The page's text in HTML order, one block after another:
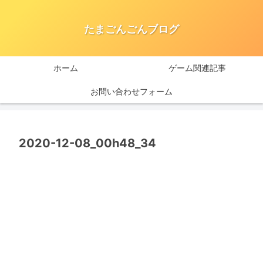
たまごんごんブログ
ホーム ゲーム関連記事
お問い合わせフォーム
2020-12-08_00h48_34